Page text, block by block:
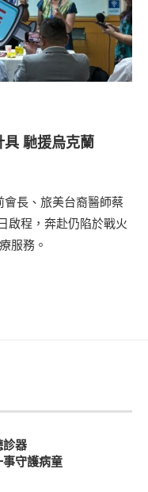
馳援烏克蘭
長、旅美台裔醫師蔡
啟程，奔赴仍陷於戰火
服務。
診器
守護病童